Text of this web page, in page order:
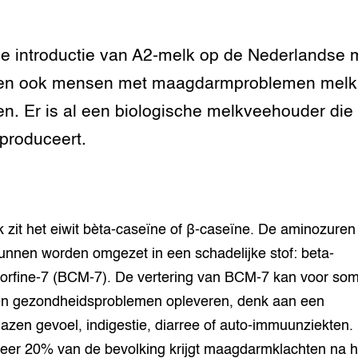
en infra
Pigs
en
genetische
diversiteit
introductie van A2-melk op de Nederlandse
ook mensen met maagdarmproblemen melk
Er is al een biologische melkveehouder die
zit het eiwit bèta-caseïne of β-caseïne. De
worden omgezet in een schadelijke stof: beta-
7 (BCM-7). De vertering van BCM-7 kan voor
gezondheidsproblemen opleveren, denk aan een
gevoel, indigestie, diarree of auto-immuunziekten.
20% van de bevolking krijgt maagdarmklachten na